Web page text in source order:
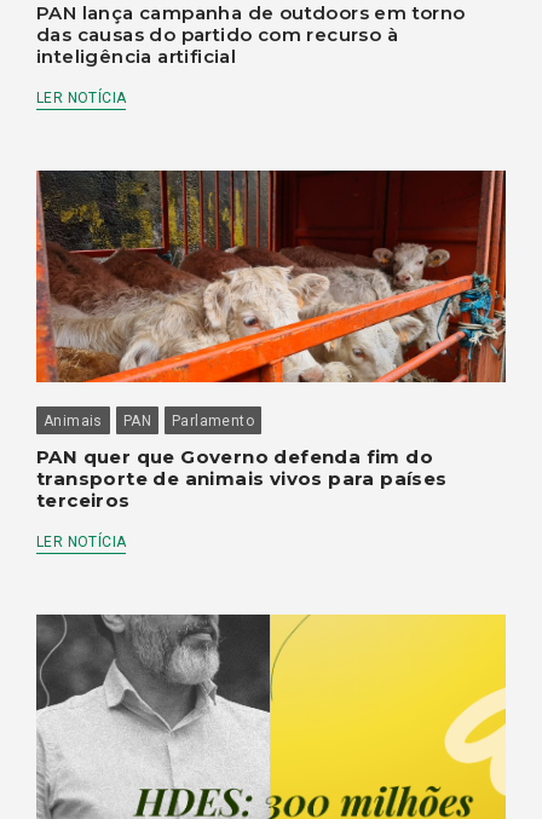
PAN lança campanha de outdoors em torno
das causas do partido com recurso à
inteligência artificial
LER NOTÍCIA
Animais PAN Parlamento
PAN quer que Governo defenda fim do
transporte de animais vivos para países
terceiros
LER NOTÍCIA